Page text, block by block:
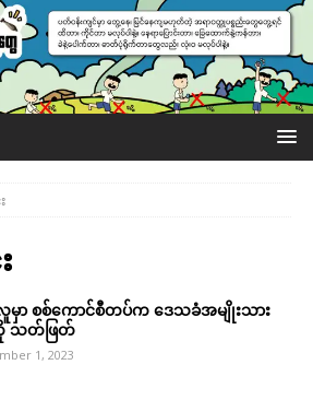
ာ စစ်ကောင်စီတပ်က ဒေသခံအမျိုးသား
သတ်ဖြတ်
1, 2023